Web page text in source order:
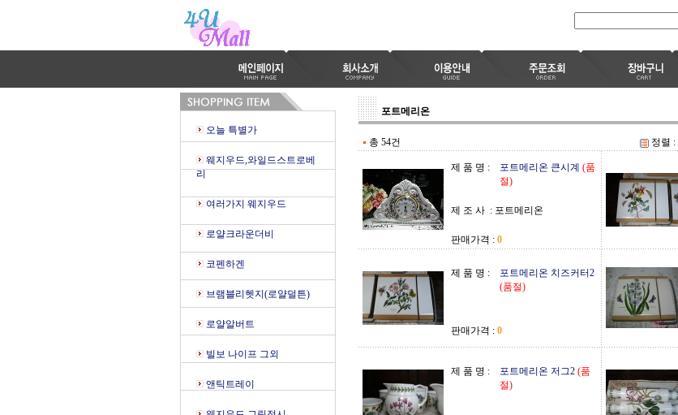
오늘 특별가
웨지우드,와일드스트로베
리
여러가지 웨지우드
로얄크라운더비
코펜하겐
브램블리헷지(로얄덜튼)
로얄알버트
빌보 나이프 그외
앤틱트레이
포트메리온
총 54건 정렬 :
제 품 명 : 포트메리온 큰시계 (품
절)
제 조 사 : 포트메리온
판매가격 : 0
제 품 명 :
포트메리온 치즈커터2
(품절)
판매가격 : 0
제 품 명 : 포트메리온 저그2 (품
절)